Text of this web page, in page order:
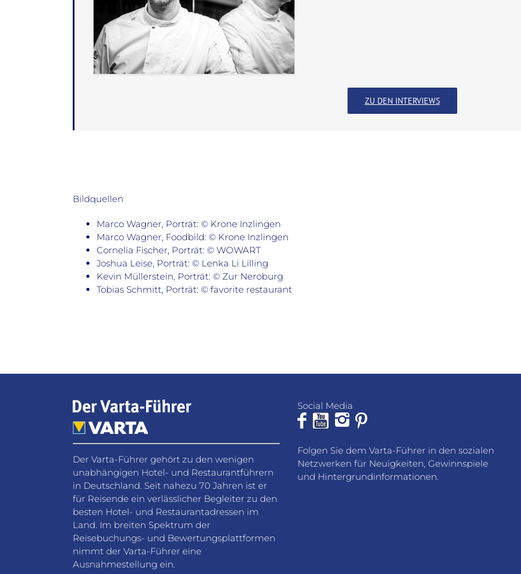
ZU DEN INTERVIEWS
Bildquellen
Marco Wagner, Porträt: © Krone Inzlingen
Marco Wagner, Foodbild: © Krone Inzlingen
Cornelia Fischer, Porträt: © WOWART
Joshua Leise, Porträt: © Lenka Li Lilling
Kevin Müllerstein, Porträt: © Zur Neroburg
Tobias Schmitt, Porträt: © favorite restaurant
Der Varta-Führer gehört zu den wenigen
unabhängigen Hotel- und Restaurantführern
in Deutschland. Seit nahezu 70 Jahren ist er
für Reisende ein verlässlicher Begleiter zu den
besten Hotel- und Restaurantadressen im
Land. Im breiten Spektrum der
Reisebuchungs- und Bewertungsplattformen
nimmt der Varta-Führer eine
Ausnahmestellung ein.
Social Media
Folgen Sie dem Varta-Führer in den sozialen
Netzwerken für Neuigkeiten, Gewinnspiele
und Hintergrundinformationen.